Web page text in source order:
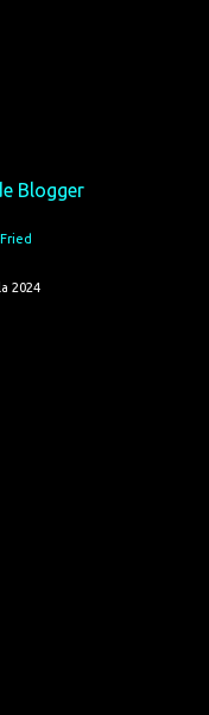
Blogger
2024